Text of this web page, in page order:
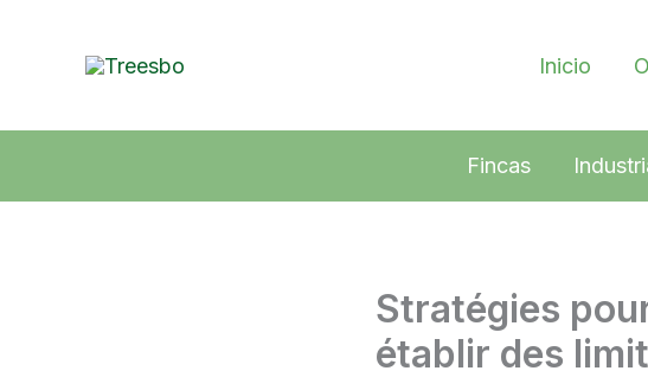
Inicio
Fincas
Stratégies
établir des